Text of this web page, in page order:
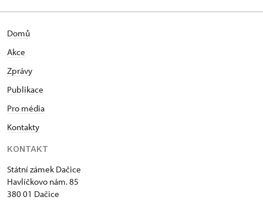
Domů
Akce
Zprávy
Publikace
Pro média
Kontakty
KONTAKT
Státní zámek Dačice
Havlíčkovo nám. 85
380 01 Dačice